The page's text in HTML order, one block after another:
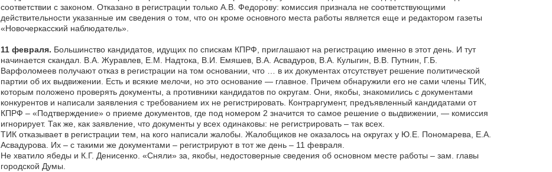
соответствии с законом. Отказано в регистрации только А.В. Федорову: комиссия признала не соответствующими
действительности указанные им сведения о том, что он кроме основного места работы является еще и редактором газеты
«Новочеркасский наблюдатель».
11 февраля. Большинство кандидатов, идущих по спискам КПРФ, приглашают на регистрацию именно в этот день. И тут
начинается скандал. В.А. Журавлев, Е.М. Надтока, В.И. Емяшев, В.А. Асвадуров, В.А. Кулыгин, В.В. Путнин, Г.Б.
Варфоломеев получают отказ в регистрации на том основании, что … в их документах отсутствует решение политической
партии об их выдвижении. Есть и всякие мелочи, но это основание — главное. Причем обнаружили его не сами члены ТИК,
которым положено проверять документы, а противники кандидатов по округам. Они, якобы, знакомились с документами
конкурентов и написали заявления с требованием их не регистрировать. Контраргумент, предъявленный кандидатами от
КПРФ – «Подтверждение» о приеме документов, где под номером 2 значится то самое решение о выдвижении, — комиссия
игнорирует. Так же, как заявление, что документы у всех одинаковы: не регистрировать – так всех.
ТИК отказывает в регистрации тем, на кого написали жалобы. Жалобщиков не оказалось на округах у Ю.Е. Пономарева, Е.А.
Асвадурова. Их – с такими же документами – регистрируют в тот же день – 11 февраля.
Не хватило ябеды и К.Г. Денисенко. «Сняли» за, якобы, недостоверные сведения об основном месте работы – зам. главы
городской Думы.